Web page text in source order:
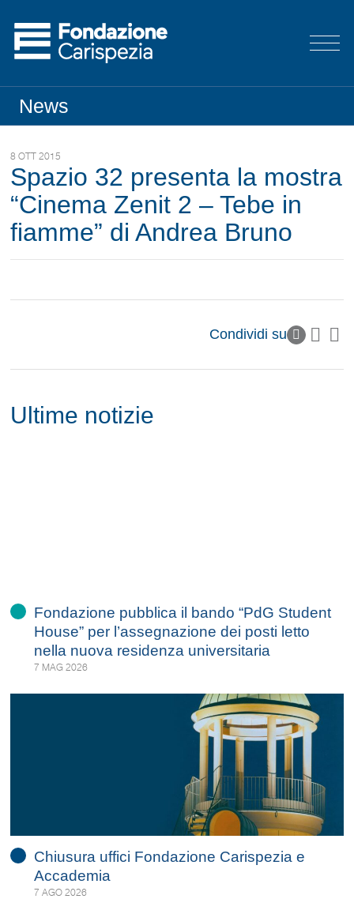
News
8 OTT 2015
Spazio 32 presenta la mostra
“Cinema Zenit 2 – Tebe in
fiamme” di Andrea Bruno
Condividi su
Ultime notizie
Fondazione pubblica il bando “PdG Student
House” per l’assegnazione dei posti letto
nella nuova residenza universitaria
7 MAG 2026
Chiusura uffici Fondazione Carispezia e
Accademia
7 AGO 2026